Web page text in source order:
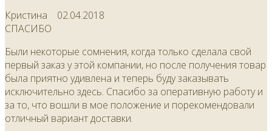
Кристина 02.04.2018
СПАСИБО
Были некоторые сомнения, когда только сделала свой
первый заказ у этой компании, но после получения товар
была приятно удивлена и теперь буду заказывать
исключительно здесь. Спасибо за оперативную работу и
за то, что вошли в мое положение и порекомендовали
отличный вариант доставки.